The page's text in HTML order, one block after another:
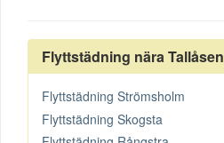
Flyttstädning nära Tallåsen
Flyttstädning Strömsholm
Flyttstädning Skogsta